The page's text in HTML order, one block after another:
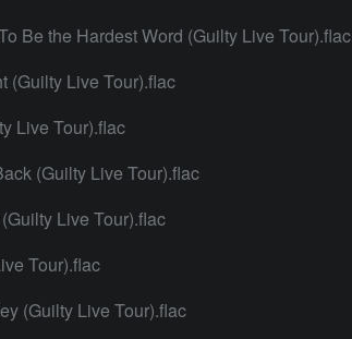
Be the Hardest Word (Guilty Live Tour).flac
(Guilty Live Tour).flac
Live Tour).flac
(Guilty Live Tour).flac
Live Tour).flac
Tour).flac
(Guilty Live Tour).flac